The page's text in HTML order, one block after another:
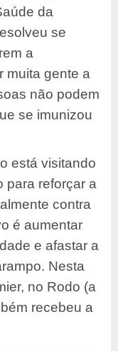
da
se
a
muita gente a
não podem
se imunizou
está visitando
para reforçar a
contra
é aumentar
e afastar a
Nesta
no Rodo (a
recebeu a